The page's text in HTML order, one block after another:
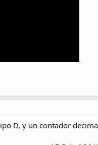
D, y un contador